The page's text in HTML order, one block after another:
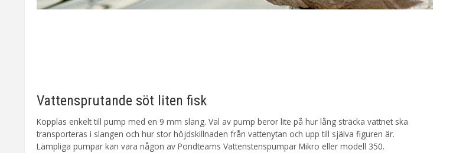
Vattensprutande söt liten fisk
Kopplas enkelt till pump med en 9 mm slang. Val av pump beror lite på hur lång sträcka vattnet ska
transporteras i slangen och hur stor höjdskillnaden från vattenytan och upp till själva figuren är.
Lämpliga pumpar kan vara någon av Pondteams Vattenstenspumpar Mikro eller modell 350.